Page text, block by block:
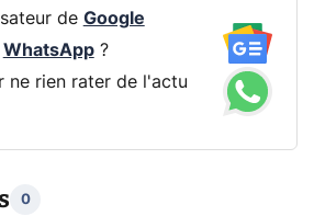
de Google
WhatsApp?
ne rien rater de l'actu
0